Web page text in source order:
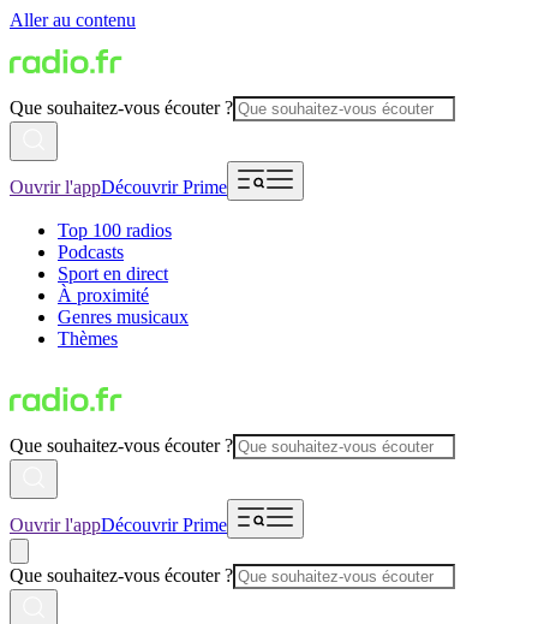
Aller au contenu
Que souhaitez-vous écouter ?
Ouvrir l'appDécouvrir Prime
Top 100 radios
Podcasts
Sport en direct
À proximité
Genres musicaux
Thèmes
Que souhaitez-vous écouter ?
Ouvrir l'appDécouvrir Prime
Que souhaitez-vous écouter ?